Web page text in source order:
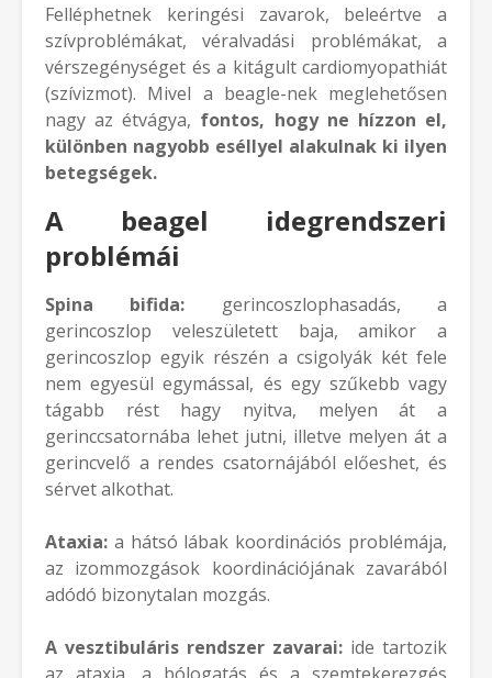
Felléphetnek keringési zavarok, beleértve a
szívproblémákat, véralvadási problémákat, a
vérszegénységet és a kitágult cardiomyopathiát
(szívizmot). Mivel a beagle-nek meglehetősen
nagy az étvágya, fontos, hogy ne hízzon el,
különben nagyobb eséllyel alakulnak ki ilyen
betegségek.
A beagel idegrendszeri
problémái
Spina bifida: gerincoszlophasadás, a
gerincoszlop veleszületett baja, amikor a
gerincoszlop egyik részén a csigolyák két fele
nem egyesül egymással, és egy szűkebb vagy
tágabb rést hagy nyitva, melyen át a
gerinccsatornába lehet jutni, illetve melyen át a
gerincvelő a rendes csatornájából előeshet, és
sérvet alkothat.
Ataxia: a hátsó lábak koordinációs problémája,
az izommozgások koordinációjának zavarából
adódó bizonytalan mozgás.
A vesztibuláris rendszer zavarai: ide tartozik